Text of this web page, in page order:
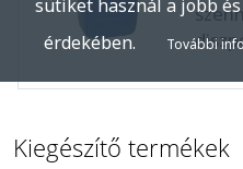
Kiegészítő termékek
sütiket használ a jobb
érdekében.
További